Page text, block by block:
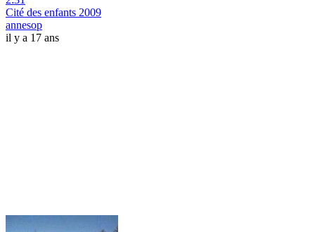
Cité des enfants 2009
annesop
il y a 17 ans